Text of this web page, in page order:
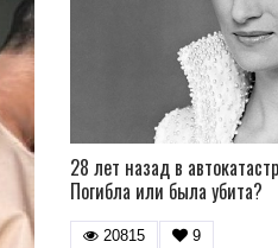
28 лет назад в
Погибла или была убита?
20815 9